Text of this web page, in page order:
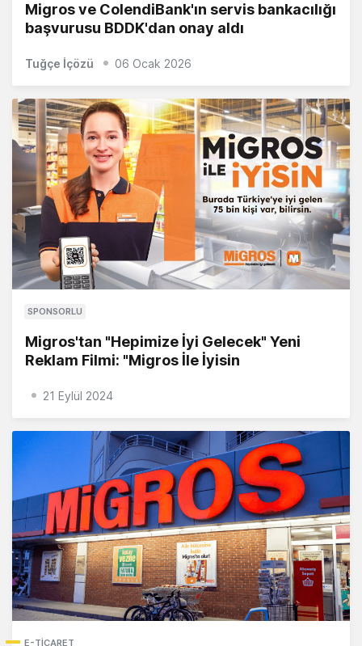
Migros ve ColendiBank'ın servis bankacılığı
başvurusu BDDK'dan onay aldı
Tuğçe İçözü 06 Ocak 2026
SPONSORLU
Migros'tan "Hepimize İyi Gelecek" Yeni
Reklam Filmi: "Migros İle İyisin
21 Eylül 2024
E-TICARET